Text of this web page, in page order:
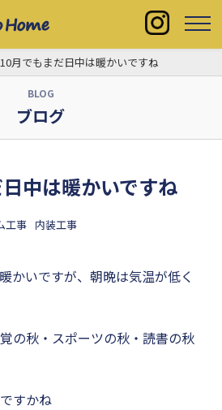
10月でもまだ日中は暖かいですね
BLOG
ブログ
中は暖かいですね
工事 内装工事
かいですが、朝晩は気温が低く
の秋・スポーツの秋・読書の秋
すかね